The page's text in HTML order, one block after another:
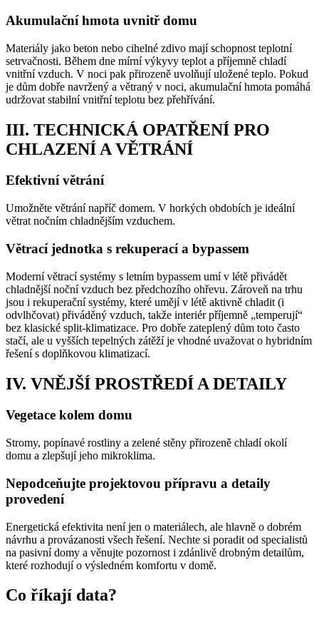
Akumulační hmota uvnitř domu
Materiály jako beton nebo cihelné zdivo mají schopnost teplotní
setrvačnosti. Během dne mírní výkyvy teplot a příjemně chladí
vnitřní vzduch. V noci pak přirozeně uvolňují uložené teplo. Pokud
je dům dobře navržený a větraný v noci, akumulační hmota pomáhá
udržovat stabilní vnitřní teplotu bez přehřívání.
III. TECHNICKÁ OPATŘENÍ PRO
CHLAZENÍ A VĚTRÁNÍ
Efektivní větrání
Umožněte větrání napříč domem. V horkých obdobích je ideální
větrat nočním chladnějším vzduchem.
Větrací jednotka s rekuperací a bypassem
Moderní větrací systémy s letním bypassem umí v létě přivádět
chladnější noční vzduch bez předchozího ohřevu. Zároveň na trhu
jsou i rekuperační systémy, které umějí v létě aktivně chladit (i
odvlhčovat) přiváděný vzduch, takže interiér příjemně „temperují“
bez klasické split-klimatizace. Pro dobře zateplený dům toto často
stačí, ale u vyšších tepelných zátěží je vhodné uvažovat o hybridním
řešení s doplňkovou klimatizací.
IV. VNĚJŠÍ PROSTŘEDÍ A DETAILY
Vegetace kolem domu
Stromy, popínavé rostliny a zelené stěny přirozeně chladí okolí
domu a zlepšují jeho mikroklima.
Nepodceňujte projektovou přípravu a detaily
provedení
Energetická efektivita není jen o materiálech, ale hlavně o dobrém
návrhu a provázanosti všech řešení. Nechte si poradit od specialistů
na pasivní domy a věnujte pozornost i zdánlivě drobným detailům,
které rozhodují o výsledném komfortu v domě.
Co říkají data?